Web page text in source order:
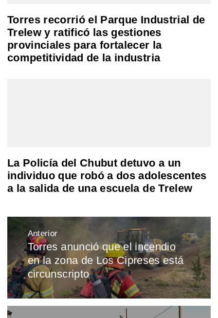
Torres recorrió el Parque Industrial de
Trelew y ratificó las gestiones
provinciales para fortalecer la
competitividad de la industria
La Policía del Chubut detuvo a un
individuo que robó a dos adolescentes
a la salida de una escuela de Trelew
Navegación
de
entradas
Anterior
Entrada
anterior:
Torres anunció que el incendio
en la zona de Los Cipreses está
circunscripto